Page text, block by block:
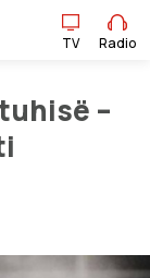
TV Radio
TV Radio
–